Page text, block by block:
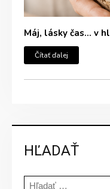
Máj, lásky čas… v
Čítať ďalej
HĽADAŤ
Hľadať: